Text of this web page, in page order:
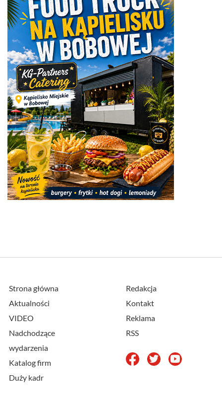
Strona główna
Aktualności
VIDEO
Nadchodzące
wydarzenia
Katalog firm
Duży kadr
Redakcja
Kontakt
Reklama
RSS